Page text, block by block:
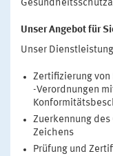
Unser Angebot für
Unser
Zertifizierung von
-Verordnungen
Zuerkennung des
Zeichens
Prüfung und